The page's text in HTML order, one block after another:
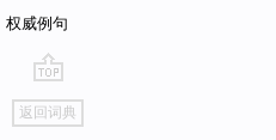
权威例句
go
top
返回词典